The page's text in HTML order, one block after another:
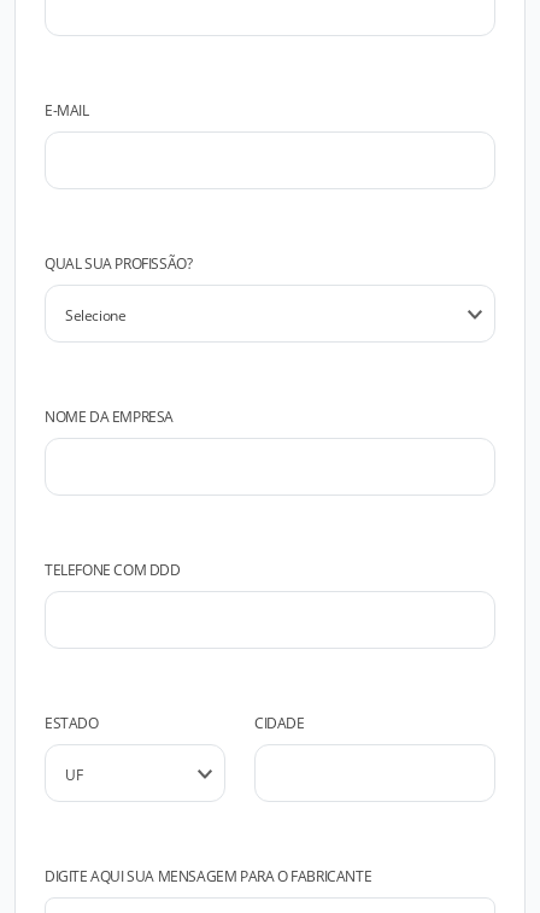
E-MAIL
QUAL SUA PROFISSÃO?
NOME DA EMPRESA
TELEFONE COM DDD
ESTADO CIDADE
DIGITE AQUI SUA MENSAGEM PARA O FABRICANTE